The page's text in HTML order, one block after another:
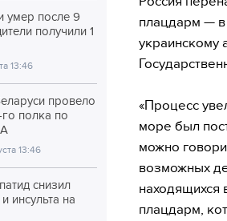
умер после 9
получили 1
13:46
провело
полка по
13:46
снизил
инсульта на
плацдарм —
украинскому
«Процесс
море был
можно
возможных
находящихся
плацдарм,